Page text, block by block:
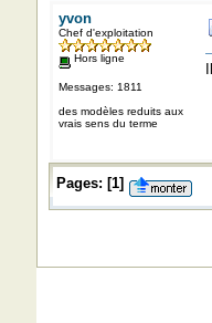
yvon
Chef d'exploitation
Hors ligne
Messages: 1811
des modèles reduits aux
vrais sens du terme
Pages: [1]